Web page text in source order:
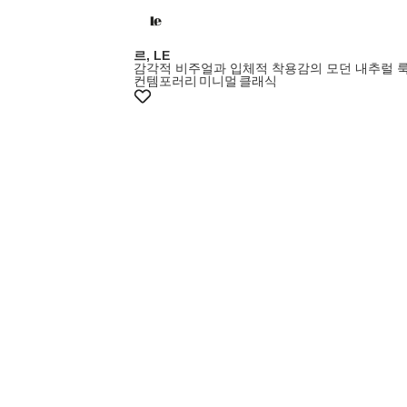
르, LE
감각적 비주얼과 입체적 착용감의 모던 내추럴
컨템포러리 미니멀 클래식